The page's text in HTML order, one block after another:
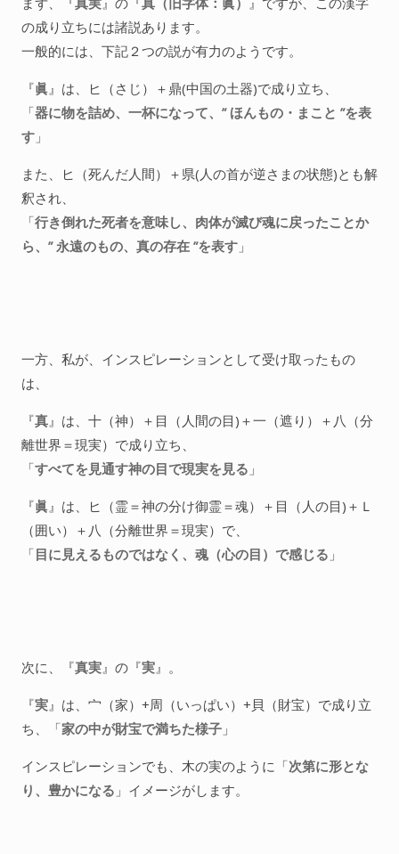
の成り立ちには諸説あります。
一般的には、下記２つの説が有力のようです。
『眞』は、ヒ（さじ）＋鼎(中国の土器)で成り立ち、
「器に物を詰め、一杯になって、” ほんもの・まこと ”を表
す 」
また、ヒ（死んだ人間）＋県(人の首が逆さまの状態)とも解
釈され、
「行き倒れた死者を意味し、肉体が滅び魂に戻ったことか
ら、” 永遠のもの、真の存在 ”を表す 」
一方、私が、インスピレーションとして受け取ったもの
は、
『真』は、十（神）＋目（人間の目)＋一（遮り）＋八（分
離世界＝現実）で成り立ち、
「すべてを見通す神の目で現実を見る 」
『眞』は、ヒ（霊＝神の分け御霊＝魂）＋目（人の目)＋Ｌ
（囲い）＋八（分離世界＝現実）で、
「目に見えるものではなく、魂（心の目）で感じる 」
次に、『真実』の『実』。
『実』は、宀（家）+周（いっぱい）+貝（財宝）で成り立
ち、「家の中が財宝で満ちた様子 」
インスピレーションでも、木の実のように「次第に形とな
り、豊かになる 」イメージがします。